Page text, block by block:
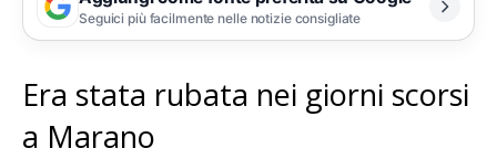
Seguici più facilmente nelle notizie consigliate
Era stata rubata nei giorni scorsi
a Marano